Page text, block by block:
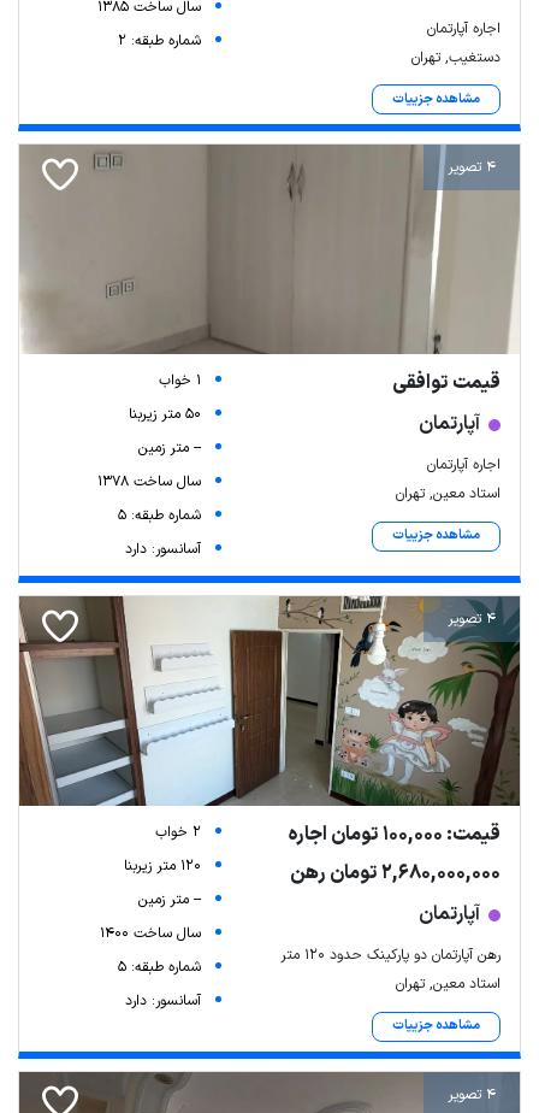
اجاره آپارتمان
دستغیب, تهران
مشاهده جزییات
سال ساخت 1385
شماره طبقه: 2
4 تصویر
قیمت توافقی
آپارتمان
اجاره آپارتمان
استاد معین, تهران
مشاهده جزییات
1 خواب
50 متر زیربنا
-- متر زمین
سال ساخت 1378
شماره طبقه: 5
آسانسور: دارد
4 تصویر
قیمت: 100,000 تومان اجاره
2,680,000,000 تومان رهن
آپارتمان
رهن آپارتمان دو پارکینک حدود ۱۲۰ متر
استاد معین, تهران
مشاهده جزییات
2 خواب
120 متر زیربنا
-- متر زمین
سال ساخت 1400
شماره طبقه: 5
آسانسور: دارد
4 تصویر